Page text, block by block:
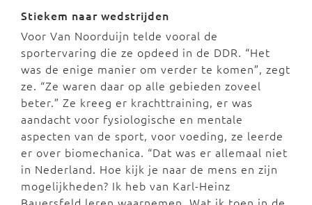
Stiekem naar wedstrijden
Voor Van Noorduijn telde vooral de
sportervaring die ze opdeed in de DDR. “Het
was de enige manier om verder te komen”, zegt
ze. “Ze waren daar op alle gebieden zoveel
beter.” Ze kreeg er krachttraining, er was
aandacht voor fysiologische en mentale
aspecten van de sport, voor voeding, ze leerde
er over biomechanica. “Dat was er allemaal niet
in Nederland. Hoe kijk je naar de mens en zijn
mogelijkheden? Ik heb van Karl-Heinz